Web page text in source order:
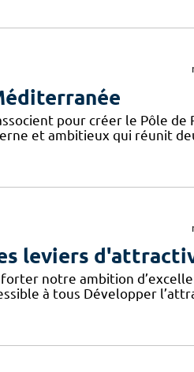
pour créer le Pôle de
et ambitieux qui réunit
leviers
notre ambition
à tous Développer